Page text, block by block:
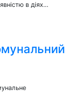
в діях…